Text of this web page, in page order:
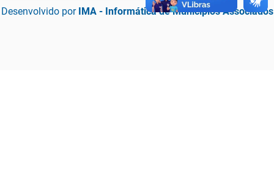
Desenvolvido por IMA - Informática de Municípios Associados